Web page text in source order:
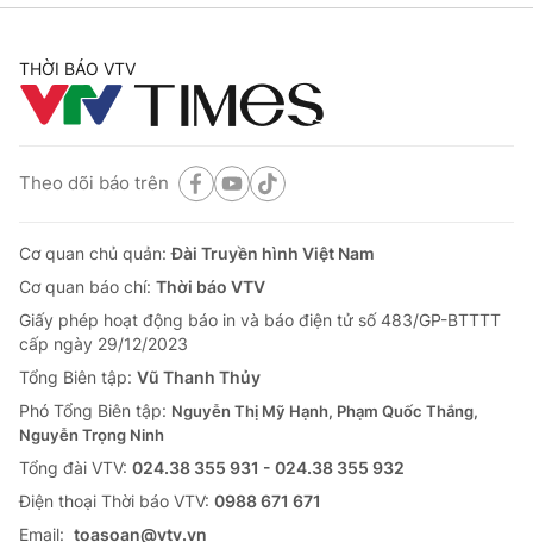
THỜI BÁO VTV
Theo dõi báo trên
Cơ quan chủ quản:Đài Truyền hình Việt Nam
Cơ quan báo chí: Thời báo VTV
Giấy phép hoạt động báo in và báo điện tử số 483/GP-BTTTT
cấp ngày 29/12/2023
Tổng Biên tập: Vũ Thanh Thủy
Phó Tổng Biên tập: Nguyễn Thị Mỹ Hạnh, Phạm Quốc Thắng,
Nguyễn Trọng Ninh
Tổng đài VTV: 024.38 355 931 - 024.38 355 932
Ðiện thoại Thời báo VTV: 0988 671 671
Email: toasoan@vtv.vn